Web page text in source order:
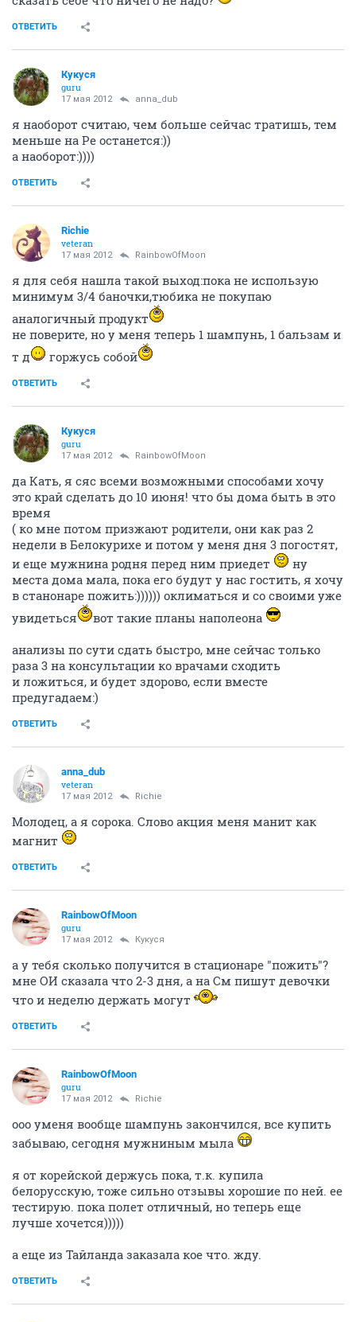
ОТВЕТИТЬ
Кукуся
guru
17 мая 2012 anna_dub
я наоборот считаю, чем больше сейчас тратишь, тем
меньше на Ре останется:))
а наоборот:))))
ОТВЕТИТЬ
Richie
veteran
17 мая 2012 RainbowOfMoon
я для себя нашла такой выход:пока не использую
минимум 3/4 баночки,тюбика не покупаю
аналогичный продукт
не поверите, но у меня теперь 1 шампунь, 1 бальзам и
т д
горжусь собой
ОТВЕТИТЬ
Кукуся
guru
17 мая 2012 RainbowOfMoon
да Кать, я сяс всеми возможными способами хочу
это край сделать до 10 июня! что бы дома быть в это
время
( ко мне потом призжают родители, они как раз 2
недели в Белокурихе и потом у меня дня 3 погостят,
и еще мужнина родня перед ним приедет
ну
места дома мала, пока его будут у нас гостить, я хочу
в станонаре пожить:)))))) оклиматься и со своими уже
увидеться
вот такие планы наполеона
анализы по сути сдать быстро, мне сейчас только
раза 3 на консультации ко врачами сходить
и ложиться, и будет здорово, если вместе
предугадаем:)
ОТВЕТИТЬ
anna_dub
veteran
17 мая 2012 Richie
Молодец, а я сорока. Слово акция меня манит как
магнит
ОТВЕТИТЬ
RainbowOfMoon
guru
17 мая 2012 Кукуся
а у тебя сколько получится в стационаре "пожить"?
мне ОИ сказала что 2-3 дня, а на См пишут девочки
что и неделю держать могут
ОТВЕТИТЬ
RainbowOfMoon
guru
17 мая 2012 Richie
ооо уменя вообще шампунь закончился, все купить
забываю, сегодня мужниным мыла
я от корейской держусь пока, т.к. купила
белорусскую, тоже сильно отзывы хорошие по ней. ее
тестирую. пока полет отличный, но теперь еще
лучше хочется)))))
а еще из Тайланда заказала кое что. жду.
ОТВЕТИТЬ